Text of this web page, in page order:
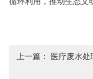
上一篇： 医疗废水